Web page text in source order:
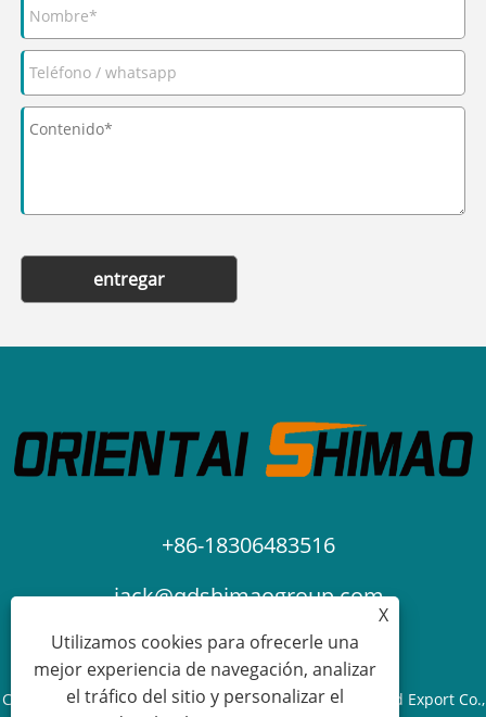
entregar
+86-18306483516
jack@qdshimaogroup.com
Copyright © 2023 Qingdao Oriental Shimao Import and Export Co.,
X
Utilizamos cookies para ofrecerle una
mejor experiencia de navegación, analizar
el tráfico del sitio y personalizar el